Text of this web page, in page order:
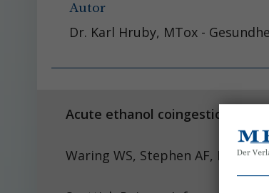
Autor
Dr. Karl Hruby, MTox -
Acute ethanol coingestion
Waring WS,